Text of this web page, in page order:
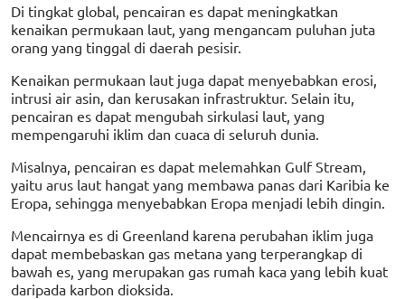
Di tingkat global, pencairan es dapat meningkatkan
kenaikan permukaan laut, yang mengancam puluhan juta
orang yang tinggal di daerah pesisir.
Kenaikan permukaan laut juga dapat menyebabkan erosi,
intrusi air asin, dan kerusakan infrastruktur. Selain itu,
pencairan es dapat mengubah sirkulasi laut, yang
mempengaruhi iklim dan cuaca di seluruh dunia.
Misalnya, pencairan es dapat melemahkan Gulf Stream,
yaitu arus laut hangat yang membawa panas dari Karibia ke
Eropa, sehingga menyebabkan Eropa menjadi lebih dingin.
Mencairnya es di Greenland karena perubahan iklim juga
dapat membebaskan gas metana yang terperangkap di
bawah es, yang merupakan gas rumah kaca yang lebih kuat
daripada karbon dioksida.